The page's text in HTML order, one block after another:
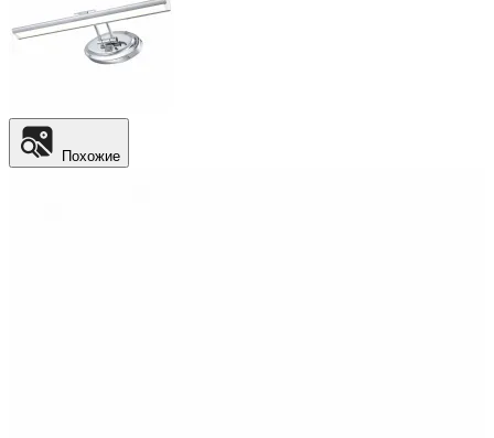
Похожие